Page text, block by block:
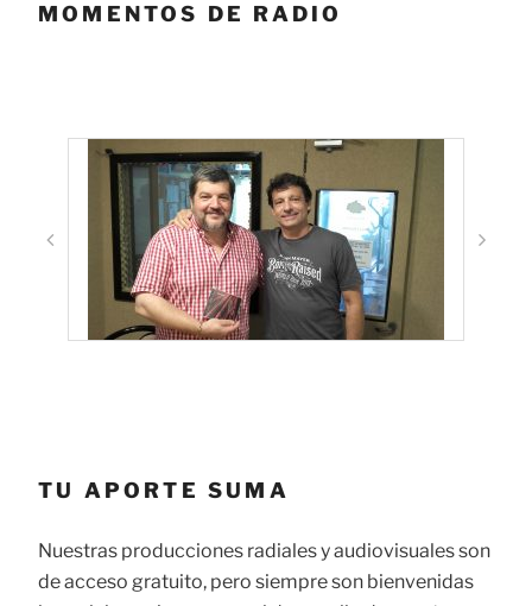
MOMENTOS DE RADIO
TU APORTE SUMA
Nuestras producciones radiales y audiovisuales son
de acceso gratuito, pero siempre son bienvenidas